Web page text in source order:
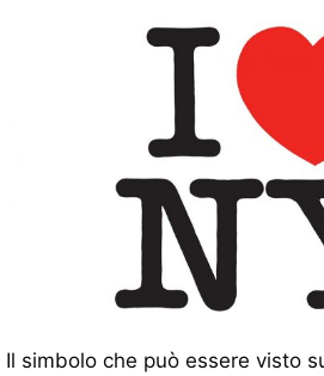
Il simbolo che può essere visto